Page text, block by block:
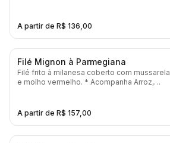
A partir de R$ 136,00
Filé Mignon à Parmegiana
Filé frito à milanesa coberto com mussarela
e molho vermelho. * Acompanha Arroz,
A partir de R$ 157,00